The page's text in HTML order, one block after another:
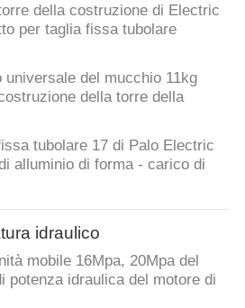
della costruzione di Electric
per taglia fissa tubolare
del mucchio 11kg
della torre della
tubolare 17 di Palo Electric
alluminio di forma - carico di
idraulico
mobile 16Mpa, 20Mpa del
potenza idraulica del motore di